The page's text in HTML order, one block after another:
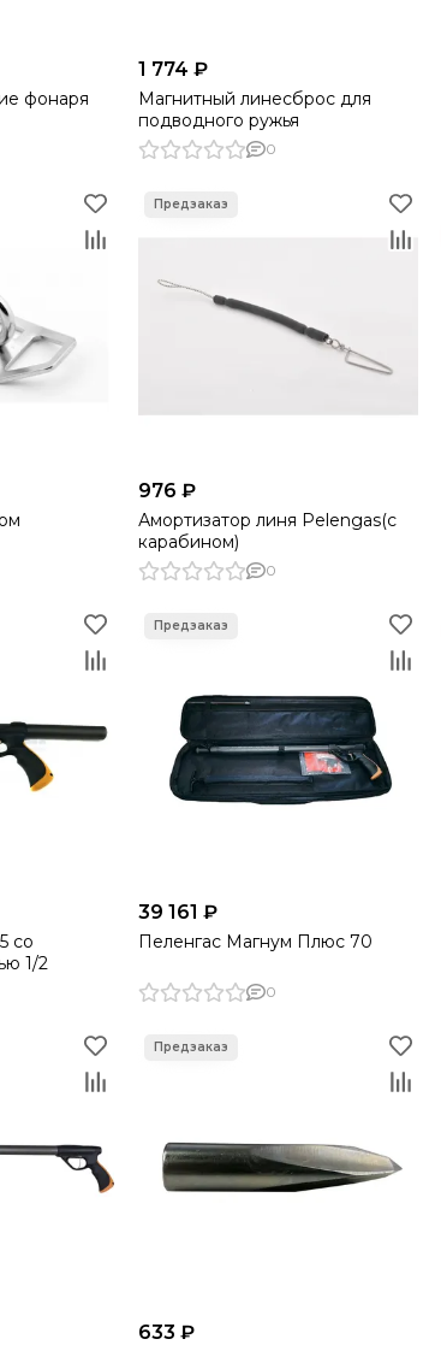
фонаря
1 774 ₽
Магнитный линесброс для
подводного ружья
0
976 ₽
Амортизатор линя Pelengas(с
карабином)
0
со
1/2
39 161 ₽
Пеленгас Магнум Плюс 70
0
633 ₽